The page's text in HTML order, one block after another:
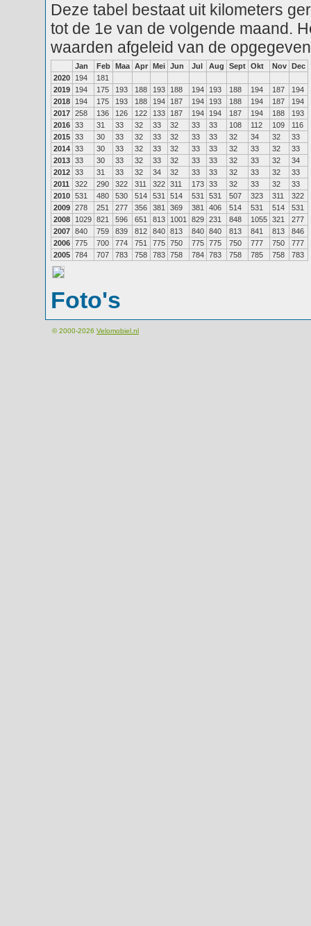
Deze tabel bestaat uit kilometers
tot de 1e van de volgende maand.
waarden afgeleid van de
Jan Feb Maa Apr Mei Jun Jul Aug Sept Okt Nov Dec
2020
194
181
2019
194 175 193 188 193 188 194 193 188 194 187
194
2018
194 175 193 188 194 187 194 193 188 194 187
194
2017 258 136 126 122 133 187 194 194 187 194 188
193
2016 33 31 33 32 33 32 33 33 108 112 109
116
2015 33 30 33 32 33 32 33 33 32 34 32
33
2014 33 30 33 32 33 32 33 33 32 33 32
33
2013 33 30 33 32 33 32 33 33 32 33 32
34
2012 33 31 33 32 34 32 33 33 32 33 32
33
2011
322 290 322 311 322 311 173 33 32 33 32
33
2010 531 480 530 514 531 514 531 531 507 323 311
322
2009 278 251 277 356 381 369 381 406 514 531 514
531
2008
1029 821 596 651 813 1001 829 231 848 1055 321
277
2007 840 759 839 812 840 813 840 840 813 841 813
846
2006 775 700 774 751 775 750 775 775 750 777 750
777
2005 784 707 783 758 783 758 784 783 758 785 758 783
Foto's
© 2000-2026 Velomobiel.nl